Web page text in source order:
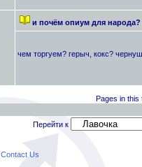
и почём опиум для народа?
чем торгуем? герыч, кокс?
Pages in
Перейти к
Contact Us